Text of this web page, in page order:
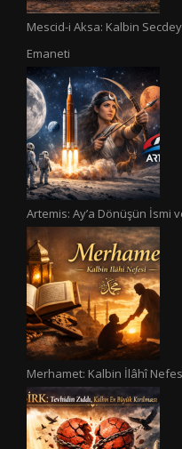
Mescid-i Aksa: Kalbin
Emaneti
Artemis: Ay’a Dönüşün İsmi
Merhamet: Kalbin İlâhî